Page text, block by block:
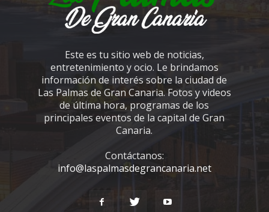
Este es tu sitio web de noticias,
entretenimiento y ocio. Le brindamos
información de interés sobre la ciudad de
Las Palmas de Gran Canaria. Fotos y videos
de última hora, programas de los
principales eventos de la capital de Gran
Canaria.
Contáctanos:
info@laspalmasdegrancanaria.net